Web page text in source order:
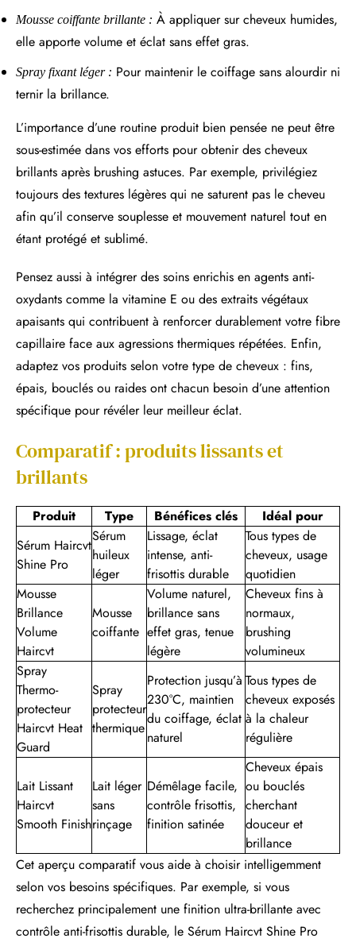
Mousse coiffante brillante : À appliquer sur cheveux humides,
elle apporte volume et éclat sans effet gras.
Spray fixant léger : Pour maintenir le coiffage sans alourdir ni
ternir la brillance.
L’importance d’une routine produit bien pensée ne peut être
sous-estimée dans vos efforts pour obtenir des cheveux
brillants après brushing astuces. Par exemple, privilégiez
toujours des textures légères qui ne saturent pas le cheveu
afin qu’il conserve souplesse et mouvement naturel tout en
étant protégé et sublimé.
Pensez aussi à intégrer des soins enrichis en agents anti-
oxydants comme la vitamine E ou des extraits végétaux
apaisants qui contribuent à renforcer durablement votre fibre
capillaire face aux agressions thermiques répétées. Enfin,
adaptez vos produits selon votre type de cheveux : fins,
épais, bouclés ou raides ont chacun besoin d’une attention
spécifique pour révéler leur meilleur éclat.
Comparatif : produits lissants et
brillants
Produit Type Bénéfices clés
Idéal pour
Sérum Haircvt
Shine Pro
Sérum
huileux
léger
Lissage, éclat
intense, anti-
frisottis durable
Tous types de
cheveux, usage
quotidien
Mousse
Brillance
Volume
Haircvt
Mousse
coiffante
Volume naturel,
brillance sans
effet gras, tenue
légère
Cheveux fins à
normaux,
brushing
volumineux
Spray
Thermo-
protecteur
Haircvt Heat
Guard
Spray
protecteur
thermique
Protection jusqu’à
230°C, maintien
du coiffage, éclat
naturel
Tous types de
cheveux exposés
à la chaleur
régulière
Lait Lissant
Haircvt
Smooth Finish
Lait léger
sans
rinçage
Démêlage facile,
contrôle frisottis,
finition satinée
Cheveux épais
ou bouclés
cherchant
douceur et
brillance
Cet aperçu comparatif vous aide à choisir intelligemment
selon vos besoins spécifiques. Par exemple, si vous
recherchez principalement une finition ultra-brillante avec
contrôle anti-frisottis durable, le Sérum Haircvt Shine Pro